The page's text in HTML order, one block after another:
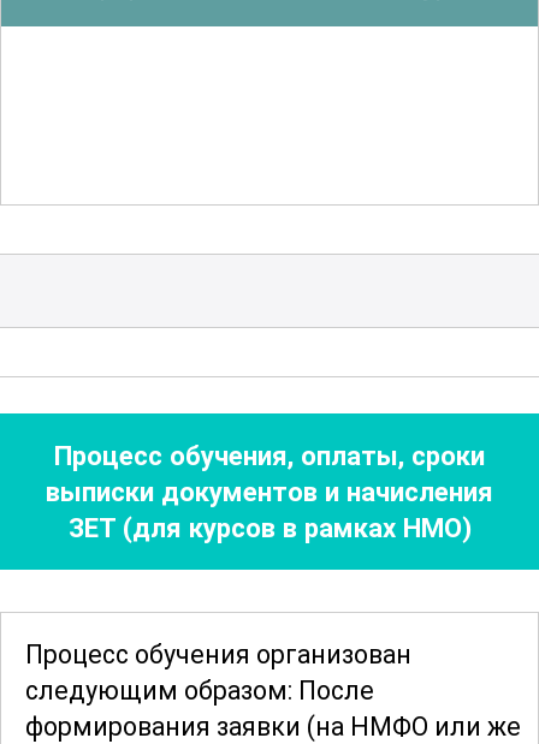
растительного сырья в создании
препаратов и какие современные
Курс также охватывает современные
методы анализа лекарственных
средств, включая хроматографические
и спектроскопические методы.
Участники узнают, как эти методы
помогают в определении чистоты,
Особое внимание уделяется
качества
лекарственных средств и
соблюдению стандартов, что особенно
Процесс обучения, оплаты, сроки
выписки документов и начисления
ЗЕТ (для курсов в рамках НМО)
Процесс обучения организован
следующим образом: После
формирования заявки (на НМФО или же